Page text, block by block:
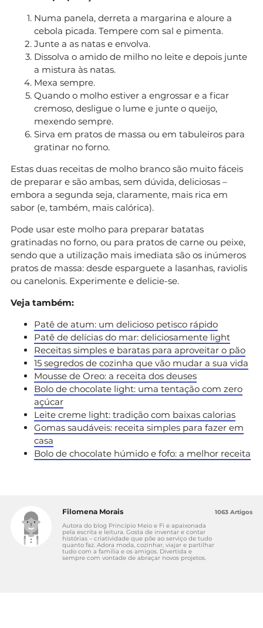
Numa panela, derreta a margarina e aloure a
cebola picada. Tempere com sal e pimenta.
Junte a as natas e envolva.
Dissolva o amido de milho no leite e depois junte
a mistura às natas.
Mexa sempre.
Quando o molho estiver a engrossar e a ficar
cremoso, desligue o lume e junte o queijo,
mexendo sempre.
Sirva em pratos de massa ou em tabuleiros para
gratinar no forno.
Estas duas receitas de molho branco são muito fáceis
de preparar e são ambas, sem dúvida, deliciosas –
embora a segunda seja, claramente, mais rica em
sabor (e, também, mais calórica).
Pode usar este molho para preparar batatas
gratinadas no forno, ou para pratos de carne ou peixe,
sendo que a utilização mais imediata são os inúmeros
pratos de massa: desde esparguete a lasanhas, raviolis
ou canelonis. Experimente e delicie-se.
Veja também:
Patê de atum: um delicioso petisco rápido
Patê de delícias do mar: deliciosamente light
Receitas simples e baratas para aproveitar o pão
15 segredos de cozinha que vão mudar a sua vida
Mousse de Oreo: a receita dos deuses
Bolo de chocolate light: uma tentação com zero
açúcar
Leite creme light: tradição com baixas calorias
Gomas saudáveis: receita simples para fazer em
casa
Bolo de chocolate húmido e fofo: a melhor receita
Filomena Morais
Autora do blog Princípio Meio e Fi e apaixonada
pela escrita e leitura. Gosta de inventar e contar
histórias – criatividade que põe ao serviço de tudo
quanto faz. Adora moda, cozinhar, viajar e partilhar
tudo com a família e os amigos. Divertida e
sempre com vontade de abraçar novos projetos.
1063 Artigos